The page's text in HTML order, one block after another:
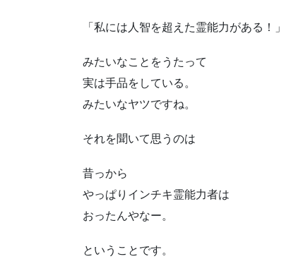
「私には人智を超えた霊能力がある！」
みたいなことをうたって
実は手品をしている。
みたいなヤツですね。
それを聞いて思うのは
昔っから
やっぱりインチキ霊能力者は
おったんやなー。
ということです。